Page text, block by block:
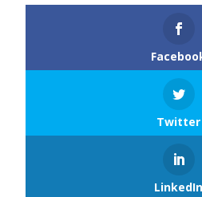
Twitter
LinkedIn